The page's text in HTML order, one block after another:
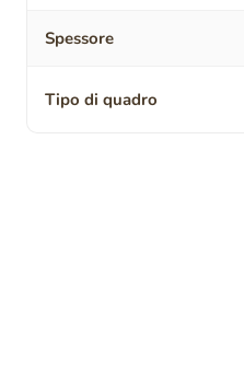
Spessore
Tipo di quadro